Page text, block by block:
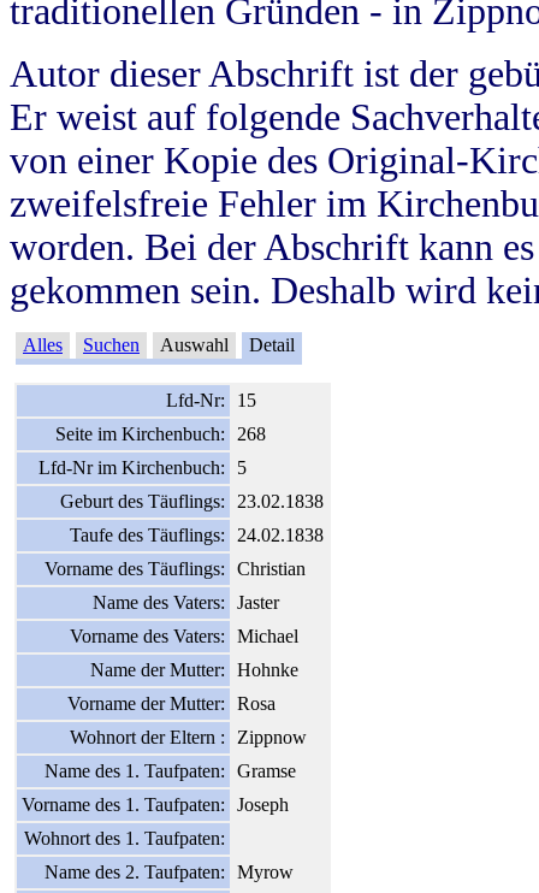
traditionellen Gründen - in
Autor dieser Abschrift ist der
Er weist auf folgende
von einer Kopie des Original-
zweifelsfreie Fehler im
worden. Bei der Abschrift kann
gekommen sein. Deshalb wird
Alles Suchen Auswahl Detail
Lfd-Nr:
15
Seite im Kirchenbuch:
268
Lfd-Nr im Kirchenbuch:
5
Geburt des Täuflings:
23.02.1838
Taufe des Täuflings:
24.02.1838
Vorname des Täuflings:
Christian
Name des Vaters:
Jaster
Vorname des Vaters:
Michael
Name der Mutter:
Hohnke
Vorname der Mutter:
Rosa
Wohnort der Eltern :
Zippnow
Name des 1. Taufpaten:
Gramse
Vorname des 1. Taufpaten:
Joseph
Wohnort des 1. Taufpaten:
Name des 2. Taufpaten:
Myrow